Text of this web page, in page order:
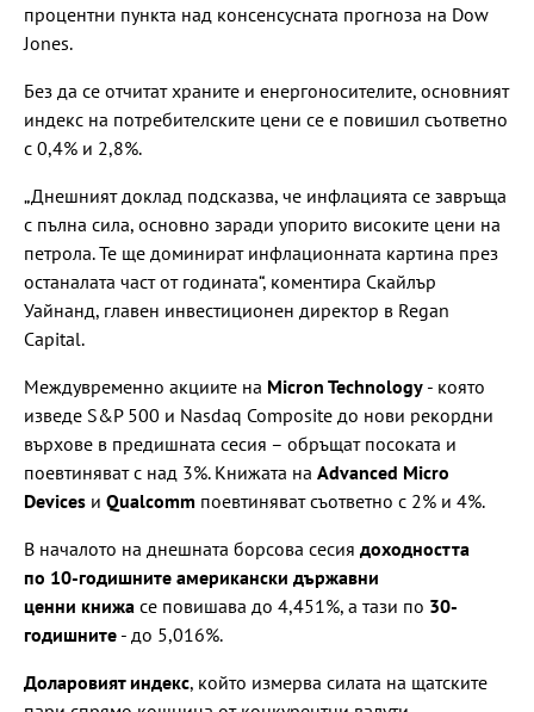
процентни пункта над консенсусната прогноза на Dow
Jones.
Без да се отчитат храните и енергоносителите, основният
индекс на потребителските цени се е повишил съответно
с 0,4% и 2,8%.
„Днешният доклад подсказва, че инфлацията се завръща
с пълна сила, основно заради упорито високите цени на
петрола. Те ще доминират инфлационната картина през
останалата част от годината“, коментира Скайлър
Уайнанд, главен инвестиционен директор в Regan
Capital.
Междувременно акциите на Micron Technology - която
изведе S&P 500 и Nasdaq Composite до нови рекордни
върхове в предишната сесия – обръщат посоката и
поевтиняват с над 3%. Книжата на Advanced Micro
Devices и Qualcomm поевтиняват съответно с 2% и 4%.
В началото на днешната борсова сесия доходността
по 10-годишните американски държавни
ценни книжа се повишава до 4,451%, а тази по 30-
годишните - до 5,016%.
Доларовият индекс, който измерва силата на щатските